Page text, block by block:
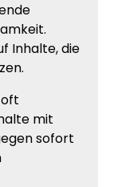
Inhalte, die
mit
sofort